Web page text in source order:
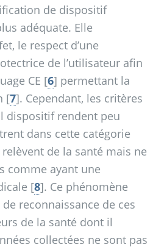
de dispositif
adéquate. Elle
le respect d’une
de l’utilisateur afin
CE [6] permettant la
[7]. Cependant, les critères
dispositif rendent peu
dans cette catégorie
de la santé mais ne
comme ayant une
[8]. Ce phénomène
reconnaissance de ces
de la santé dont il
collectées ne sont pas